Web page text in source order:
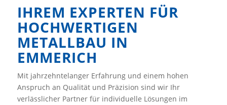
IHREM EXPERTEN FÜR
HOCHWERTIGEN
METALLBAU IN
EMMERICH
Mit jahrzehntelanger Erfahrung und einem hohen
Anspruch an Qualität und Präzision sind wir Ihr
verlässlicher Partner für individuelle Lösungen im